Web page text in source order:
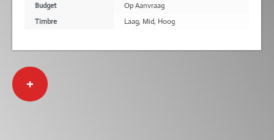
Budget
Op Aanvraag
Timbre
Laag, Mid, Hoog
+